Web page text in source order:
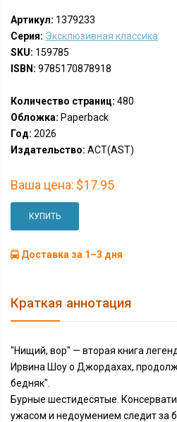
Артикул: 1379233
Серия: Эксклюзивная классика
SKU: 159785
ISBN: 9785170878918
Количество страниц: 480
Обложка: Paperback
Год: 2026
Издательство: АСТ(AST)
Ваша цена: $17.95
КУПИТЬ
Доставка за 1–3 дня
Краткая аннотация
"Нищий, вор" — вторая книга
Ирвина Шоу о Джордахах,
бедняк".
Бурные шестидесятые.
ужасом и недоумением следит за